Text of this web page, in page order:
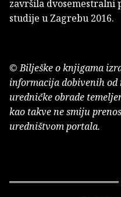
završila dvosemestralni
studije u Zagrebu 2016.
© Bilješke o knjigama
informacija dobivenih
uredničke obrade
kao takve ne smiju
uredništvom portala.